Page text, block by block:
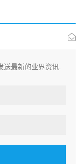
送最新的业界资讯.